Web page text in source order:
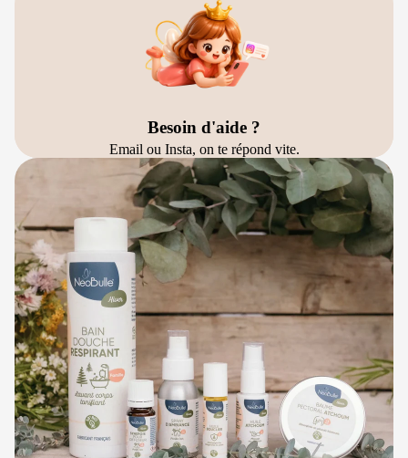
Besoin d'aide ?
Email ou Insta, on te répond vite.